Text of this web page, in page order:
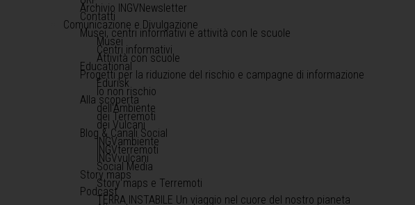
Archivio INGVNewsletter
Contatti
Comunicazione e Divulgazione
Musei, centri informativi e attività con le scuole
Musei
Centri informativi
Attività con scuole
Educational
Progetti per la riduzione del rischio e campagne di informazione
Edurisk
Io non rischio
Alla scoperta
dell'Ambiente
dei Terremoti
dei Vulcani
Blog & Canali Social
INGVambiente
INGVterremoti
INGVvulcani
Social Media
Story maps
Story maps e Terremoti
Podcast
TERRA INSTABILE Un viaggio nel cuore del nostro pianeta